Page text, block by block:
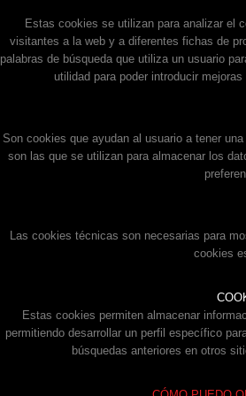
Estas cookies se utilizan para analizar el
visitantes a la web y a diferentes fichas de
palabras de búsqueda que utiliza un usuario
utilidad para poder introducir
Son cookies que ayudan al usuario a tener
son las que se utilizan para almacenar los
Las cookies técnicas son necesarias para
cookies
Estas cookies permiten almacenar
permitiendo desarrollar un perfil específico
búsquedas anteriores en otros